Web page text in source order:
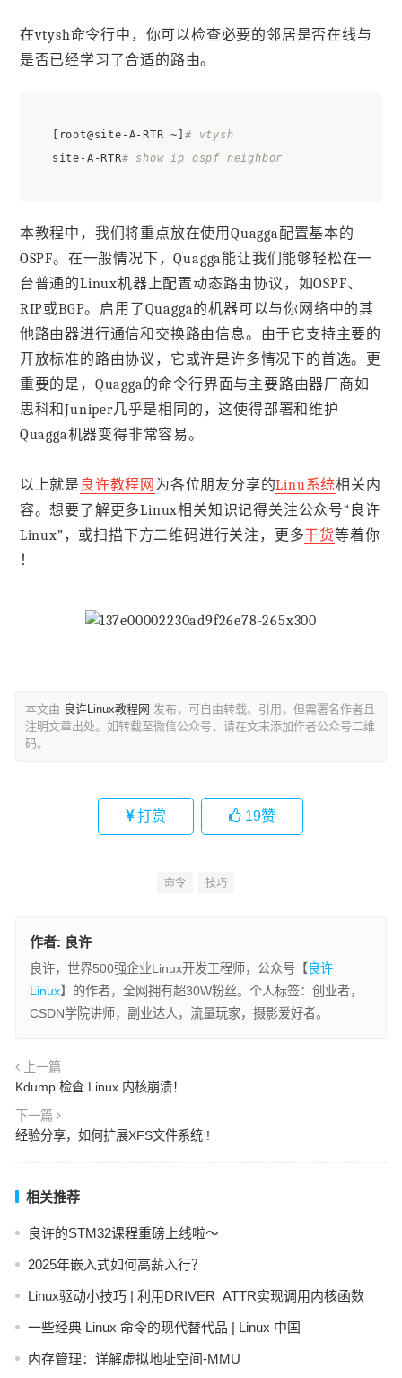
在vtysh命令行中，你可以检查必要的邻居是否在线与
是否已经学习了合适的路由。
[root@site-A-RTR ~] # vtysh
site-A-RTR# show ip ospf neighbor
本教程中，我们将重点放在使用Quagga配置基本的
OSPF。在一般情况下，Quagga能让我们能够轻松在一
台普通的Linux机器上配置动态路由协议，如OSPF、
RIP或BGP。启用了Quagga的机器可以与你网络中的其
他路由器进行通信和交换路由信息。由于它支持主要的
开放标准的路由协议，它或许是许多情况下的首选。更
重要的是，Quagga的命令行界面与主要路由器厂商如
思科和Juniper几乎是相同的，这使得部署和维护
Quagga机器变得非常容易。
以上就是 良许教程网 为各位朋友分享的Linu系统相关内
容。想要了解更多Linux相关知识记得关注公众号“良许
Linux”，或扫描下方二维码进行关注，更多干货等着你
！
本文由 良许Linux教程网 发布，可自由转载、引用，但需署名作者且
注明文章出处。如转载至微信公众号，请在文末添加作者公众号二维
码。
打赏 19赞
命令 技巧
作者: 良许
良许，世界500强企业Linux开发工程师，公众号【 良许
Linux】的作者，全网拥有超30W粉丝。个人标签：创业者，
CSDN学院讲师，副业达人，流量玩家，摄影爱好者。
上一篇
Kdump 检查 Linux 内核崩溃！
下一篇
经验分享，如何扩展XFS文件系统 !
相关推荐
良许的STM32课程重磅上线啦～
2025年嵌入式如何高薪入行？
Linux驱动小技巧 | 利用DRIVER_ATTR实现调用内核函数
一些经典 Linux 命令的现代替代品 | Linux 中国
内存管理：详解虚拟地址空间-MMU